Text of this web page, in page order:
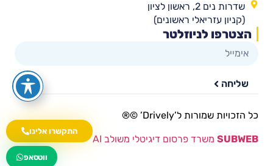
התקשרו אלינו
wa.me/535216644
ווטסאפ
שדרות נים 2, ראשון לציון
(קניון עזריאלי ראשונים)
הצטרפו לניוזלטר
שליחה
כל הזכויות שמורות ל’Drively’ ©®​
SUBWEB משרד פרסום דיגיטלי משולב AI